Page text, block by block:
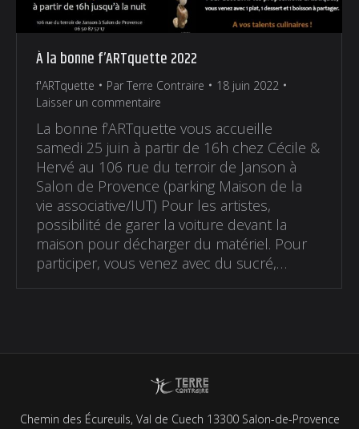
À la bonne f’ARTquette 2022
f'ARTquette Par Terre Contraire
18 juin 2022
Laisser un commentaire
La bonne f’ARTquette vous accueille
samedi 25 juin à partir de 16h chez Cécile &
Hervé au 106 rue du terroir de Janson à
Salon de Provence (parking Maison de la
vie associative/IUT) Pour les artistes,
possibilité de garer la voiture devant la
maison pour décharger du matériel. Pour
participer, vous venez avec du sucré,…
Chemin des Écureuils, Val de Cuech 13300 Salon-de-Provence